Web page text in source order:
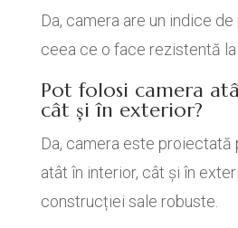
Da, camera are un indice
ceea ce o face rezistentă la
Pot folosi camera
cât și în exterior?
Da, camera este proiectată
atât în interior, cât și în
construcției sale robuste.